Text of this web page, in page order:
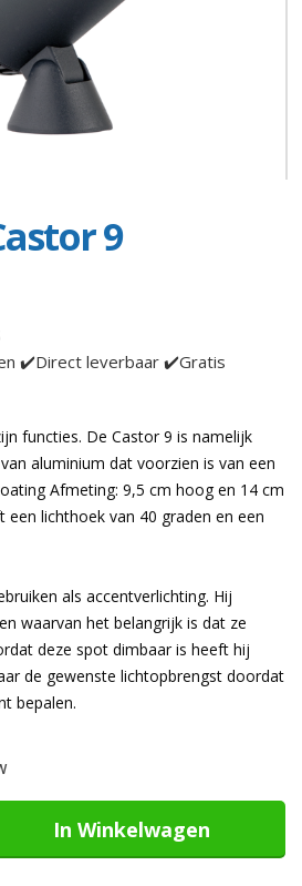
9
✔️Direct leverbaar ✔️Gratis
functies. De Castor 9 is namelijk
aluminium dat voorzien is van een
Afmeting: 9,5 cm hoog en 14 cm
een lichthoek van 40 graden en een
als accentverlichting. Hij
waarvan het belangrijk is dat ze
deze spot dimbaar is heeft hij
de gewenste lichtopbrengst doordat
In Winkelwagen